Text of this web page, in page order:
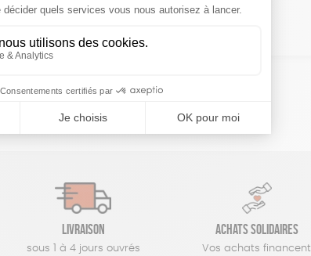
Livraison
sous 1 à 4 jours ouvrés
Achats solidaires
Vos achats financent